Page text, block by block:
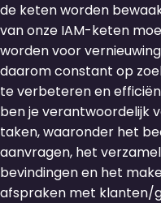
de keten worden
van onze IAM-keten
worden voor
daarom constant op
te verbeteren en
ben je verantwoordelijk
taken, waaronder het
aanvragen, het
bevindingen en het
afspraken met klanten/